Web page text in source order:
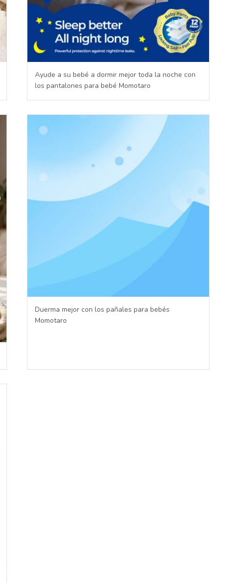
Ayude a su bebé a dormir mejor toda la noche con
los pantalones para bebé Momotaro
Duerma mejor con los pañales para bebés
Momotaro